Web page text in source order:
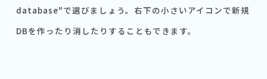
database"で選びましょう。右下の小さいアイコンで新規
DBを作ったり消したりすることもできます。